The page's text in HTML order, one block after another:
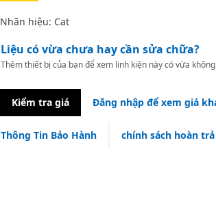
Nhãn hiệu: Cat
Liệu có vừa chưa hay cần sửa chữa?
Thêm thiết bị của bạn để xem linh kiện này có vừa
Kiểm tra giá Đăng nhập để xem giá
Thông Tin Bảo Hành chính sách hoàn trả